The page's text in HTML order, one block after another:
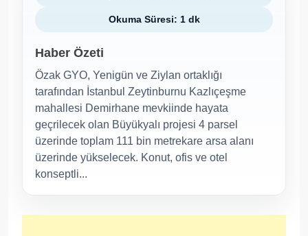
Okuma Süresi: 1 dk
Haber Özeti
Özak GYO, Yenigün ve Ziylan ortaklığı
tarafından İstanbul Zeytinburnu Kazlıçeşme
mahallesi Demirhane mevkiinde hayata
geçrilecek olan Büyükyalı projesi 4 parsel
üzerinde toplam 111 bin metrekare arsa alanı
üzerinde yükselecek. Konut, ofis ve otel
konseptli...